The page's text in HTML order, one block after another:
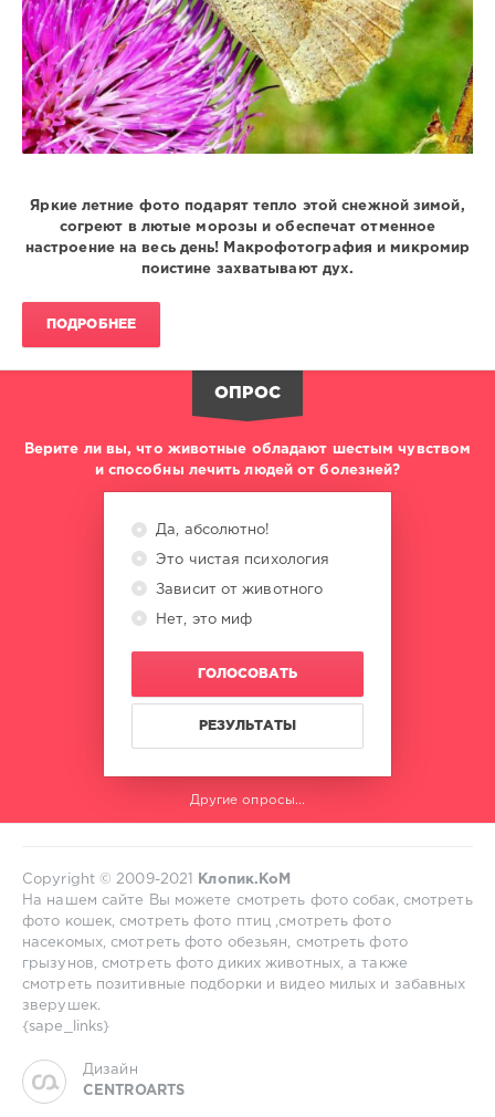
Яркие летние фото подарят тепло этой снежной зимой,
согреют в лютые морозы и обеспечат отменное
настроение на весь день! Макрофотография и микромир
поистине захватывают дух.
ПОДРОБНЕЕ
ОПРОС
Верите ли вы, что животные обладают шестым чувством
и способны лечить людей от болезней?
Да, абсолютно!
Это чистая психология
Зависит от животного
Нет, это миф
ГОЛОСОВАТЬ
РЕЗУЛЬТАТЫ
Другие опросы...
Copyright © 2009-2021
Клопик.КоМ
На нашем сайте Вы можете смотреть фото собак, смотреть
фото кошек, смотреть фото птиц ,смотреть фото
насекомых, смотреть фото обезьян, смотреть фото
грызунов, смотреть фото диких животных, а также
смотреть позитивные подборки и видео милых и забавных
зверушек.
{sape_links}
Дизайн
CENTROARTS